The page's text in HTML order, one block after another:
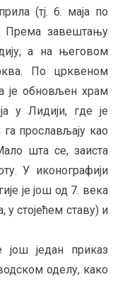
(тј. 6. маја по
Према завештању
а на његовом
По црквеном
је обновљен храм
у Лидији, где је
прослављају као
шта се, заиста
У иконографији
је још од 7. века
у стојећем ставу) и
још један приказ
оделу, како